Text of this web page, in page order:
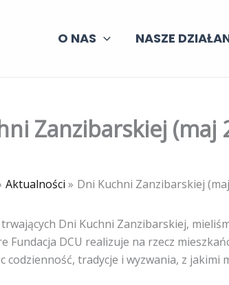
O NAS NASZE
Zanzibarskiej (maj
Aktualności Dni Kuchni Zanzibarskiej
Dni Kuchni Zanzibarskiej,
Fundacja DCU realizuje na rzecz
codzienność, tradycje i wyzwania, z jakimi